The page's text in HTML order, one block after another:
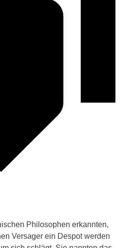
Philosophen erkannten,
Versager ein Despot werden